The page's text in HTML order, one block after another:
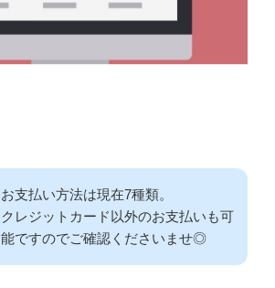
お支払い方法は現在7種類。
クレジットカード以外のお支払いも可
能ですのでご確認くださいませ◎